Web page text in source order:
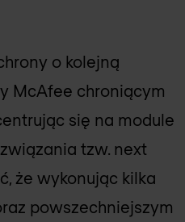
o kolejną
McAfee chroniącym
się na module
tzw. next
że wykonując kilka
powszechniejszym